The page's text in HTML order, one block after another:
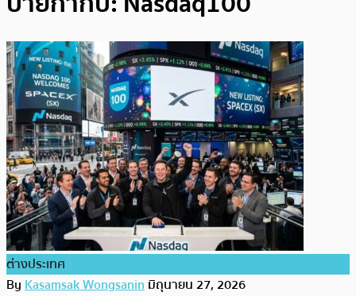
ต่างประเทศ
ByKasamsak Wongsaninมิถุนายน 27, 2026